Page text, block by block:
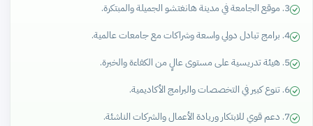
3. موقع الجامعة في مدينة هانغتشو الجميلة والمبتكرة.
4. برامج تبادل دولي واسعة وشراكات مع جامعات عالمية.
5. هيئة تدريسية على مستوى عالٍ من الكفاءة والخبرة.
6. تنوع كبير في التخصصات والبرامج الأكاديمية.
7. دعم قوي للابتكار وريادة الأعمال والشركات الناشئة.